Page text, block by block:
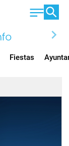
chevron_right
Fiestas